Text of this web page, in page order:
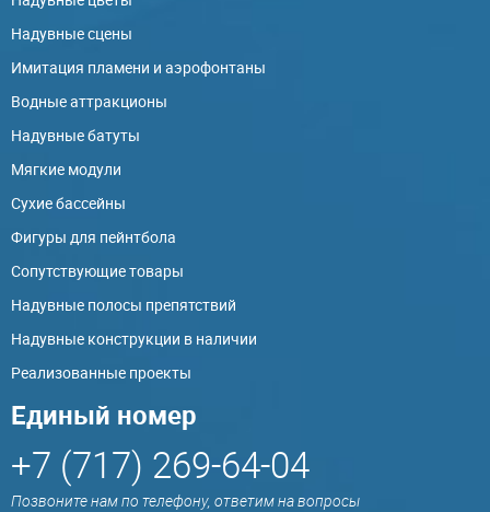
Надувные сцены
Имитация пламени и аэрофонтаны
Водные аттракционы
Надувные батуты
Мягкие модули
Сухие бассейны
Фигуры для пейнтбола
Сопутствующие товары
Надувные полосы препятствий
Надувные конструкции в наличии
Реализованные проекты
Единый номер
+7 (717) 269-64-04
Позвоните нам по телефону, ответим на вопросы